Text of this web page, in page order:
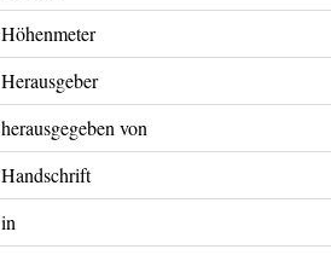
Höhenmeter
Herausgeber
herausgegeben von
Handschrift
in